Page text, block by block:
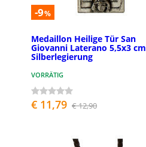
-9%
Medaillon Heilige Tür San
Giovanni Laterano 5,5x3 cm
Silberlegierung
VORRÄTIG
€ 11,79 € 12,90